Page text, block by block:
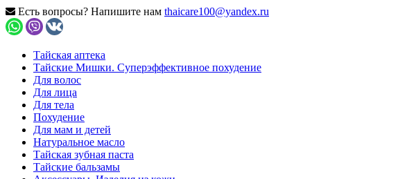
Есть вопросы? Напишите нам thaicare100@yandex.ru
Тайская аптека
Тайские Мишки. Суперэффективное похудение
Для волос
Для лица
Для тела
Похудение
Для мам и детей
Натуральное масло
Тайская зубная паста
Тайские бальзамы